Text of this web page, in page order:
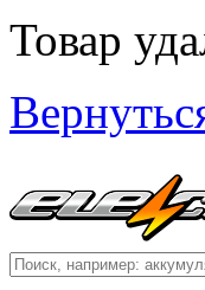
Товар